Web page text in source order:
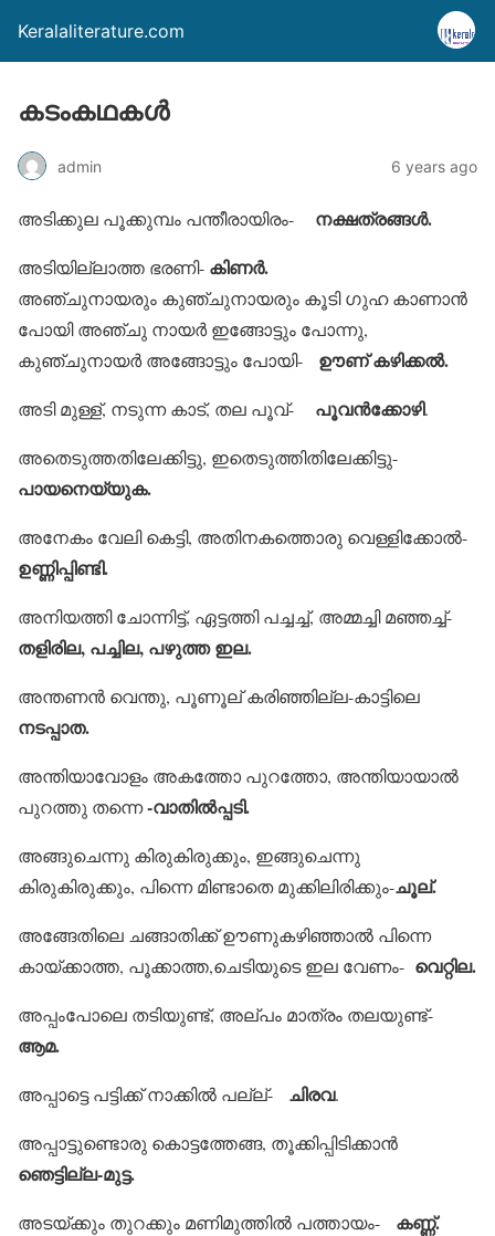
Keralaliterature.com
കടംകഥകള്‍
admin 6 years ago
അടിക്കുല പൂക്കുമ്പം പന്തീരായിരം- നക്ഷത്രങ്ങള്‍.
അടിയില്ലാത്ത ഭരണി- കിണര്‍.
അഞ്ചുനായരും കുഞ്ചുനായരും കൂടി ഗുഹ കാണാന്‍
പോയി അഞ്ചു നായര്‍ ഇങ്ങോട്ടും പോന്നു,
കുഞ്ചുനായര്‍ അങ്ങോട്ടും പോയി-
ഊണ് കഴിക്കല്‍.
അടി മുള്ള്, നടുന്ന കാട്, തല പൂവ്- പൂവന്‍ക്കോഴി.
അതെടുത്തതിലേക്കിട്ടു, ഇതെടുത്തിതിലേക്കിട്ടു-
പായനെയ്യുക.
അനേകം വേലി കെട്ടി, അതിനകത്തൊരു വെള്ളിക്കോല്‍-
ഉണ്ണിപ്പിണ്ടി.
അനിയത്തി ചോന്നിട്ട്, ഏട്ടത്തി പച്ചച്ച്, അമ്മച്ചി മഞ്ഞച്ച്-
തളിരില, പച്ചില, പഴുത്ത ഇല.
അന്തണന്‍ വെന്തു, പൂണൂല് കരിഞ്ഞില്ല-കാട്ടിലെ
നടപ്പാത.
അന്തിയാവോളം അകത്തോ പുറത്തോ, അന്തിയായാല്‍
പുറത്തു തന്നെ-വാതില്‍പ്പടി.
അങ്ങുചെന്നു കിരുകിരുക്കും, ഇങ്ങുചെന്നു
കിരുകിരുക്കും, പിന്നെ മിണ്ടാതെ മുക്കിലിരിക്കും-ചൂല്.
അങ്ങേതിലെ ചങ്ങാതിക്ക് ഊണുകഴിഞ്ഞാല്‍ പിന്നെ
കായ്ക്കാത്ത, പൂക്കാത്ത,ചെടിയുടെ ഇല വേണം- വെറ്റില.
അപ്പംപോലെ തടിയുണ്ട്, അല്പം മാത്രം തലയുണ്ട്-
ആമ.
അപ്പാട്ടെ പട്ടിക്ക് നാക്കില്‍ പല്ല്- ചിരവ.
അപ്പാട്ടുണ്ടൊരു കൊട്ടത്തേങ്ങ, തൂക്കിപ്പിടിക്കാന്‍
ഞെട്ടില്ല-മുട്ട.
അടയ്ക്കും തുറക്കും മണിമുത്തില്‍ പത്തായം- കണ്ണ്.